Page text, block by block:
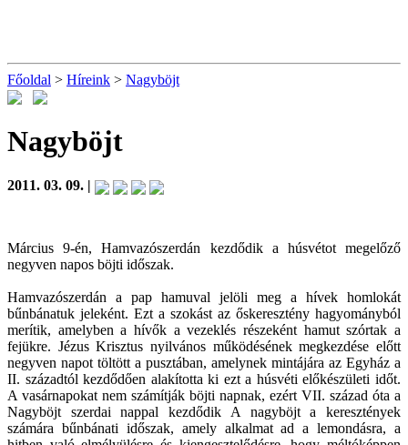
Főoldal > Híreink > Nagyböjt
Nagyböjt
2011. 03. 09. |
Március 9-én, Hamvazószerdán kezdődik a húsvétot megelőző
negyven napos böjti időszak.
Hamvazószerdán a pap hamuval jelöli meg a hívek homlokát
bűnbánatuk jeleként. Ezt a szokást az őskeresztény hagyományból
merítik, amelyben a hívők a vezeklés részeként hamut szórtak a
fejükre. Jézus Krisztus nyilvános működésének megkezdése előtt
negyven napot töltött a pusztában, amelynek mintájára az Egyház a
II. századtól kezdődően alakította ki ezt a húsvéti előkészületi időt.
A vasárnapokat nem számítják böjti napnak, ezért VII. század óta a
Nagyböjt szerdai nappal kezdődik A nagyböjt a keresztények
számára bűnbánati időszak, amely alkalmat ad a lemondásra, a